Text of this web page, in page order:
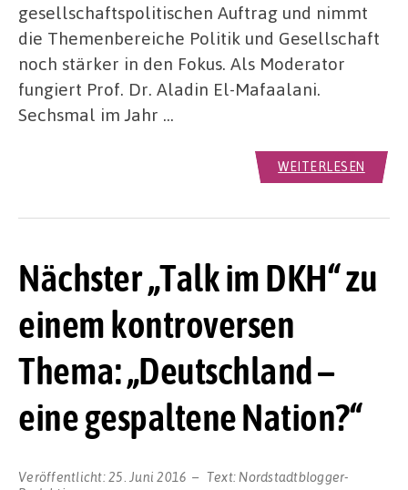
gesellschaftspolitischen Auftrag und nimmt
die Themenbereiche Politik und Gesellschaft
noch stärker in den Fokus. Als Moderator
fungiert Prof. Dr. Aladin El-Mafaalani.
Sechsmal im Jahr …
WEITERLESEN
Nächster „Talk im DKH“ zu
einem kontroversen
Thema: „Deutschland –
eine gespaltene Nation?“
Veröffentlicht:25. Juni 2016 Text: Nordstadtblogger-